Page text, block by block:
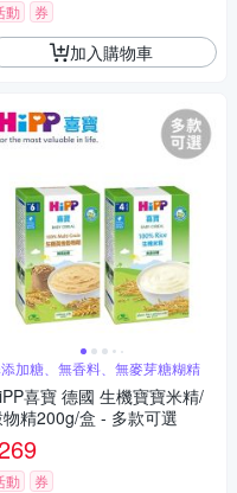
動 券
加入購物車
加糖、無香料、無麥芽糖糊精
喜寶 德國 生機寶寶米精/
精200g/盒 - 多款可選
動 券